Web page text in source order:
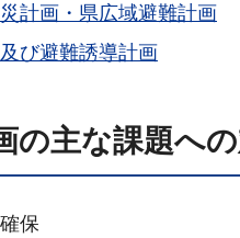
計画・県広域避難計画
び避難誘導計画
の主な課題へ
保